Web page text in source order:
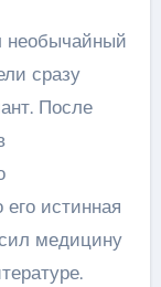
необычайный
сразу
После
его истинная
медицину